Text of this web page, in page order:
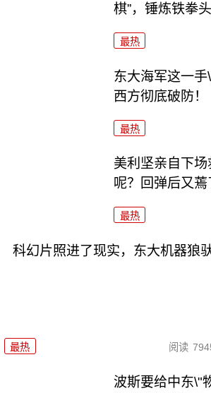
棋”，锤炼铁拳头
最热
东大海军这一
西方彻底破防！
最热
美利坚亲自下
呢？回弹后又蔫
最热
科幻片照进了现实，东大机器狼
最热 阅读
波斯要给中东\"